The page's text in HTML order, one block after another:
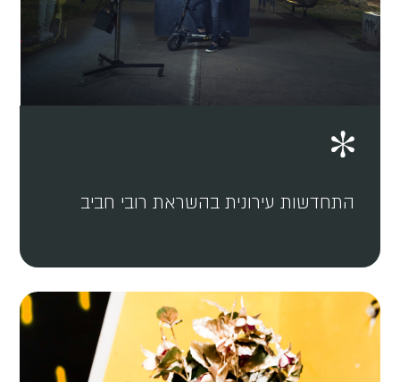
התחדשות עירונית בהשראת רובי חביב